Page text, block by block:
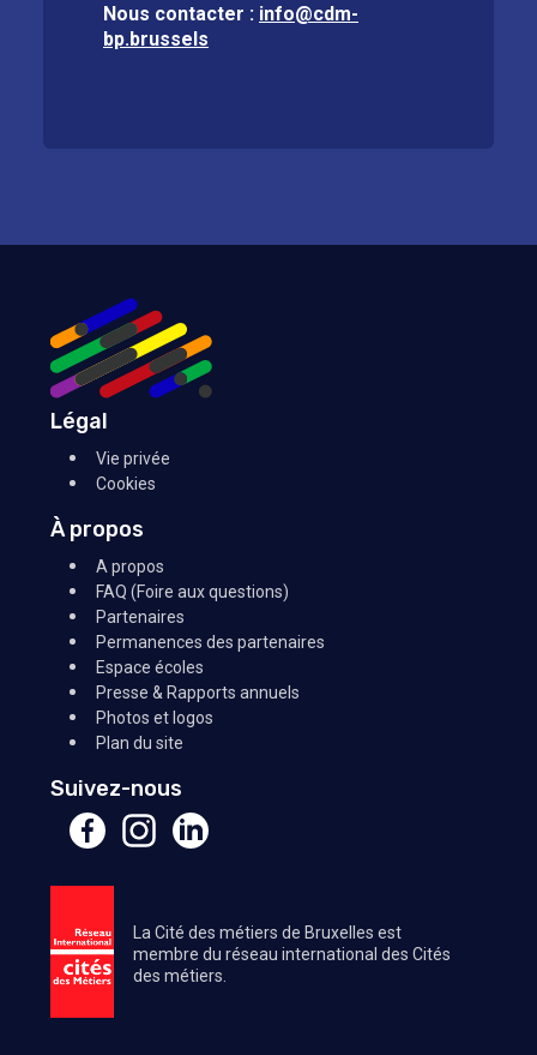
Nous contacter : info@cdm-
bp.brussels
Légal
Vie privée
Cookies
À propos
A propos
FAQ (Foire aux questions)
Partenaires
Permanences des partenaires
Espace écoles
Presse & Rapports annuels
Photos et logos
Plan du site
Suivez-nous
La Cité des métiers de Bruxelles est
membre du réseau international des Cités
des métiers.